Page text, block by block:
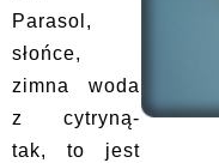
Parasol,
słońce,
zimna woda
z cytryną-
tak, to jest